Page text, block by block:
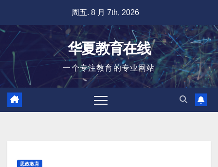
容
周五. 8 月 7th, 2026
华夏教育在线
一个专注教育的专业网站
思政教育